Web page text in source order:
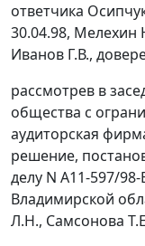
ответчика
30.04.98, Мелехин
Иванов Г.В.,
рассмотрев в
общества с
аудиторская
решение,
делу N А11-597/
Владимирской
Л.Н., Самсонова